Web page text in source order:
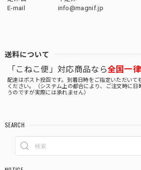
E-mail
info@magnif.jp
送料について
「こねこ便」対応商品なら全国一
配達はポスト投函です。到着日時をご指定いただいて
ください。（システム上の都合により、ご注文時に日
うのですが実際には承れません）
SEARCH